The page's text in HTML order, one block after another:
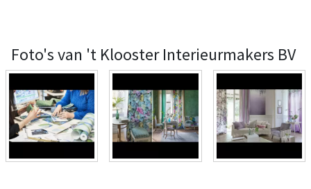
Foto's van 't Klooster Interieurmakers BV